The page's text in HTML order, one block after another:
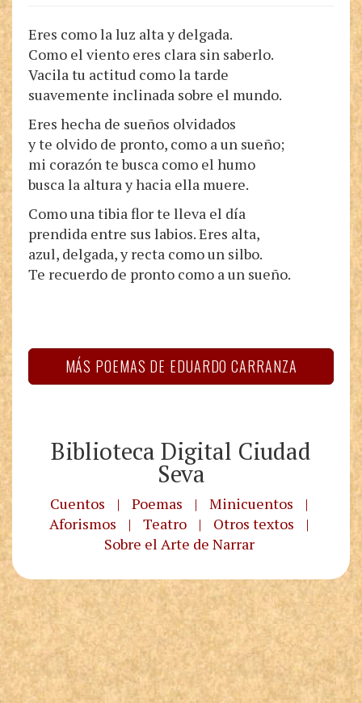
Eres como la luz alta y delgada.
Como el viento eres clara sin saberlo.
Vacila tu actitud como la tarde
suavemente inclinada sobre el mundo.
Eres hecha de sueños olvidados
y te olvido de pronto, como a un sueño;
mi corazón te busca como el humo
busca la altura y hacia ella muere.
Como una tibia flor te lleva el día
prendida entre sus labios. Eres alta,
azul, delgada, y recta como un silbo.
Te recuerdo de pronto como a un sueño.
MÁS POEMAS DE EDUARDO CARRANZA
Biblioteca Digital Ciudad
Seva
Cuentos | Poemas | Minicuentos
|
Aforismos
| Teatro | Otros textos
|
Sobre el Arte de Narrar